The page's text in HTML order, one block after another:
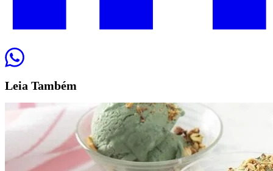
Leia Também